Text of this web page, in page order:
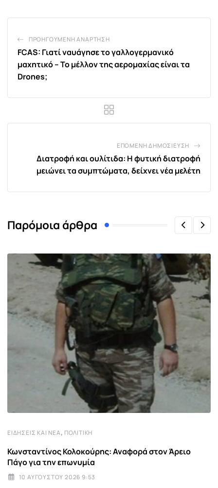
ΠΡΟΗΓΟΎΜΕΝΗ ΑΝΆΡΤΗΣΗ
FCAS: Γιατί ναυάγησε το γαλλογερμανικό
μαχητικό – Το μέλλον της αερομαχίας είναι τα
Drones;
ΕΠΌΜΕΝΗ ΔΗΜΟΣΊΕΥΣΗ
Διατροφή και ουλίτιδα: Η φυτική διατροφή
μειώνει τα συμπτώματα, δείχνει νέα μελέτη
Παρόμοια άρθρα
ΕΙΔΉΣΕΙΣ ΚΑΙ ΝΈΑ, ΠΟΛΙΤΙΚΉ
Κωνσταντίνος Κολοκούρης: Αναφορά στον Άρειο
Πάγο για την επωνυμία
10 ΑΥΓΟΎΣΤΟΥ 2026 9:53